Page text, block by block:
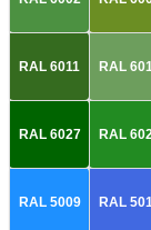
RAL 6011 RAL
RAL 6027 RAL
RAL 5009 RAL